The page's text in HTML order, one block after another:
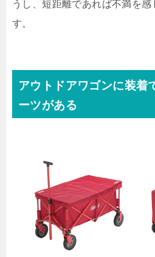
うし、短距離であれば不満を
す。
アウトドアワゴンに装着
ーツがある